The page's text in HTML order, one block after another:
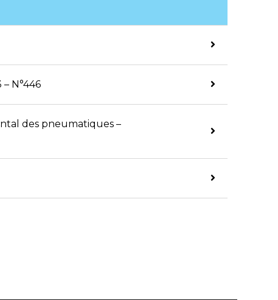
N°446
des pneumatiques –